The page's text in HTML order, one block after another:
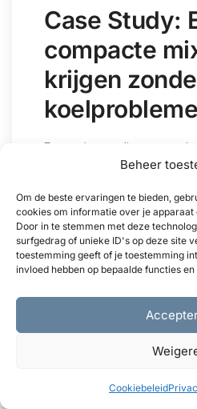
Beheer
Om de beste ervaringen te bieden,
cookies om informatie over je apparaat
Door in te stemmen met deze
surfgedrag of unieke ID's op deze site
toestemming geeft of je toestemming
invloed hebben op bepaalde functies
Cookiebeleid
Case Study:
compacte
krijgen
Een projectstudio met een
en twee monitoren kampte
brom van een kleine
het systeem was verhuisd
geluidsgeïsoleerde 19″
interne luchtgeleiding en een
Vervolgens werd een
aangebracht bij de toevoer
geblokkeerd. Met